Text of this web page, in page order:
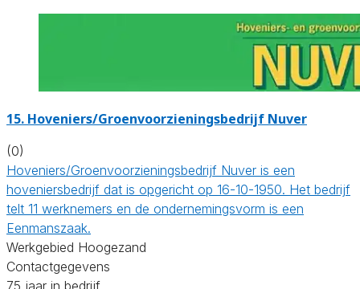
15. Hoveniers/Groenvoorzieningsbedrijf Nuver
(0)
Hoveniers/Groenvoorzieningsbedrijf Nuver is een
hoveniersbedrijf dat is opgericht op 16-10-1950. Het bedrijf
telt 11 werknemers en de ondernemingsvorm is een
Eenmanszaak.
Werkgebied Hoogezand
Contactgegevens
75 jaar in bedrijf